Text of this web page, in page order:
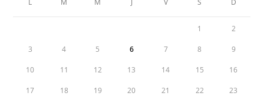
1 2
3 4 5 6 7 8 9
10 11 12 13 14 15 16
17 18 19 20 21 22 23